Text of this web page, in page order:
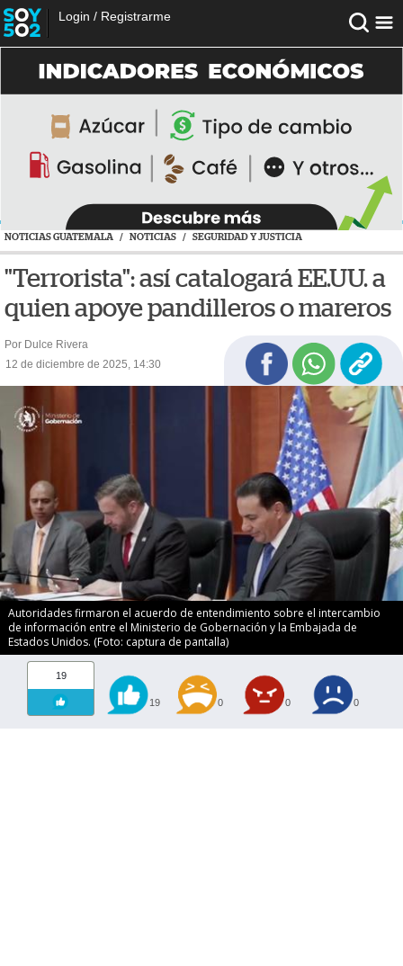
Login / Registrarme
NOTICIAS GUATEMALA / NOTICIAS / SEGURIDAD Y JUSTICIA
"Terrorista": así catalogará EE.UU. a
quien apoye pandilleros o mareros
Por Dulce Rivera
12 de diciembre de 2025, 14:30
Autoridades firmaron el acuerdo de entendimiento sobre el intercambio
de información entre el Ministerio de Gobernación y la Embajada de
Estados Unidos. (Foto: captura de pantalla)
19
19 0 0 0